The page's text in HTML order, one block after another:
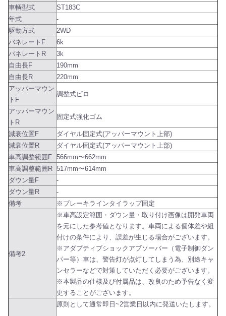
車輌型式
ST183C
年式
-
駆動方式
2WD
バネレートF
6k
バネレートR
3k
自由長F
190mm
自由長R
220mm
アッパーマウン
トF
調整式ピロ
アッパーマウン
トR
固定式強化ゴム
減衰位置F
ダイヤル固定式(アッパーマウント上部)
減衰位置R
ダイヤル固定式(アッパーマウント上部)
車高調整範囲F 566mm〜662mm
車高調整範囲R 517mm〜614mm
ダウン量F
-
ダウン量R
-
備考
※ブレーキラインタイラップ固定
備考2
※車高設定範囲・ダウン量・取り付け画像は開発車両
を元にした参考値となります。車両による個体差や組
付けの条件により、誤差が生じる場合がございます。
※アダプティブショックアブソーバー（電子制御ダン
パー等）車は、警告灯が点灯してしまう為、別途キャ
ンセラーなどで対策していただく必要がございます。
※本製品の仕様及び付属品は、改良のため予告なく変
更することがございます。
原則として通常即日~2営業日以内に発送いたします。